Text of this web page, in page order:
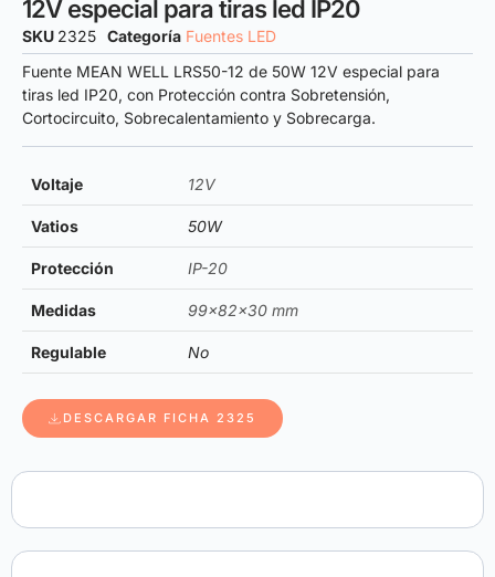
12V especial para tiras led IP20
SKU 2325 Categoría Fuentes LED
Fuente MEAN WELL LRS50-12 de 50W 12V especial para
tiras led IP20, con Protección contra Sobretensión,
Cortocircuito, Sobrecalentamiento y Sobrecarga.
Voltaje 12V
Vatios 50W
Protección IP-20
Medidas 99x82x30 mm
Regulable No
DESCARGAR FICHA 2325